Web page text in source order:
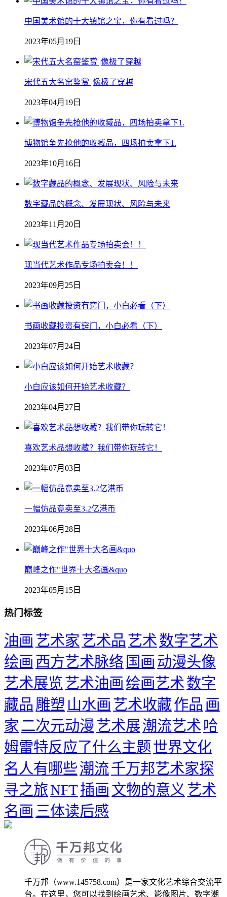
中国美术馆的十大镇馆之宝，你有看过吗？
2023年05月19日
宋代五大名窑鉴赏 |像极了穿越
2023年04月19日
博物馆争先抢他的收臧品，四场拍卖拿下1.
2023年10月16日
数字藏品的概念、发展现状、风险与未来
2023年11月20日
现当代艺术作品专场拍卖会！！
2023年09月25日
书画收藏投资有窍门，小白必看（下）
2023年07月24日
小白应该如何开始艺术收藏？
2023年04月27日
喜欢艺术品想收藏？我们带你玩转它！
2023年07月03日
一幅仿品竟卖至3.2亿港币
2023年06月28日
巅峰之作"世界十大名画&quo
2023年05月15日
热门标签
油画 艺术家 艺术品艺术数字艺术
绘画 西方艺术脉络 国画 动漫头像
艺术展览艺术油画 绘画艺术数字
藏品 雕塑 山水画 艺术收藏作品 画
家 二次元动漫艺术展潮流艺术 哈
姆雷特反应了什么主题世界文化
名人有哪些潮流千万邦艺术家探
寻之旅NFT插画 文物的意义 艺术
名画 三体读后感
千万邦（www.145758.com）是一家文化艺术综合交流平
台。在这里，您可以找到绘画艺术、影像图片、数字潮